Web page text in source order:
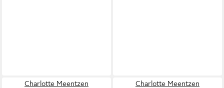
Charlotte Meentzen
Charlotte Meentzen